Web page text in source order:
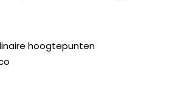
hoogtepunten